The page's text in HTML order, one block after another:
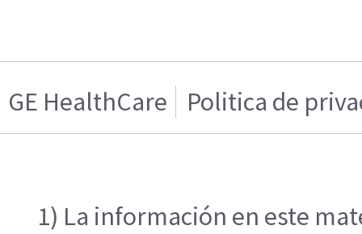
GE HealthCare Politica de
1) La información en este